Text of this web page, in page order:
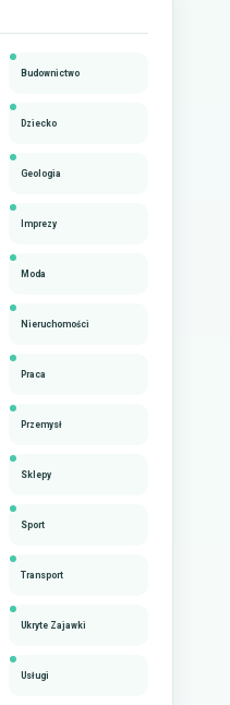
Budownictwo
Dziecko
Geologia
Imprezy
Moda
Nieruchomości
Praca
Przemysł
Sklepy
Sport
Transport
Ukryte Zajawki
Usługi